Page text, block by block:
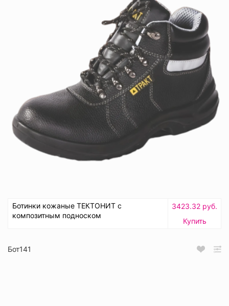
Ботинки кожаные ТЕКТОНИТ с
композитным подноском
3423.32 руб.
Купить
Бот141